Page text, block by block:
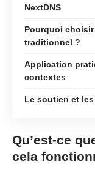
NextDNS
Pourquoi choisir
traditionnel ?
Application
contextes
Le soutien et
Qu’est-ce
cela